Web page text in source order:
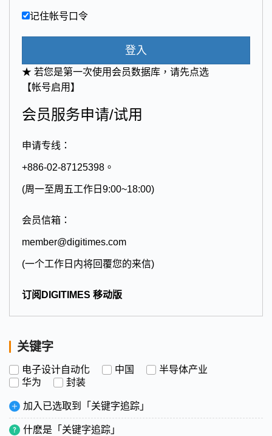
记住帐号口令
登入
★ 若您是第一次使用会员数据库，请先点选
【帐号启用】
会员服务申请/试用
申请专线：
+886-02-87125398。
(周一至周五工作日9:00~18:00)
会员信箱：
member@digitimes.com
(一个工作日内将回覆您的来信)
订阅DIGITIMES 移动版
关键字
电子设计自动化 中国
半导体产业
华为
封装
加入已选取到「关键字追踪」
什麽是「关键字追踪」